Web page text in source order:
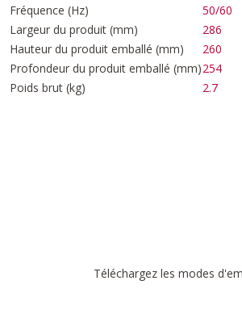
Fréquence (Hz)
50/60
Largeur du produit (mm)
286
Hauteur du produit emballé (mm)
260
Profondeur du produit emballé (mm)254
Poids brut (kg)
2.7
Téléchargez les modes